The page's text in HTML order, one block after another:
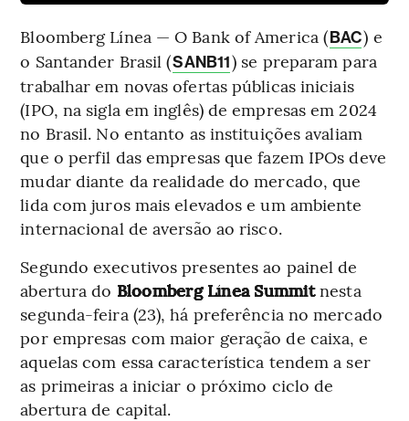
Bloomberg Línea — O Bank of America (BAC) e
o Santander Brasil (SANB11) se preparam para
trabalhar em novas ofertas públicas iniciais
(IPO, na sigla em inglês) de empresas em 2024
no Brasil. No entanto as instituições avaliam
que o perfil das empresas que fazem IPOs deve
mudar diante da realidade do mercado, que
lida com juros mais elevados e um ambiente
internacional de aversão ao risco.
Segundo executivos presentes ao painel de
abertura do Bloomberg Línea Summitnesta
segunda-feira (23), há preferência no mercado
por empresas com maior geração de caixa, e
aquelas com essa característica tendem a ser
as primeiras a iniciar o próximo ciclo de
abertura de capital.